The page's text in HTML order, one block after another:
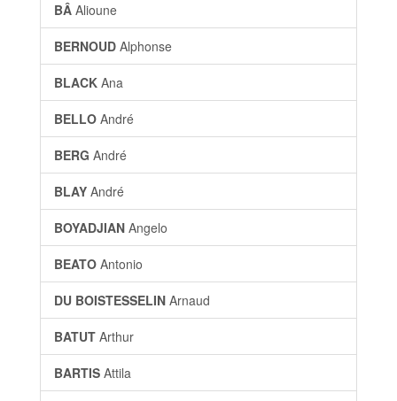
BÂ Alioune
BERNOUD Alphonse
BLACK Ana
BELLO André
BERG André
BLAY André
BOYADJIAN Angelo
BEATO Antonio
DU BOISTESSELIN Arnaud
BATUT Arthur
BARTIS Attila